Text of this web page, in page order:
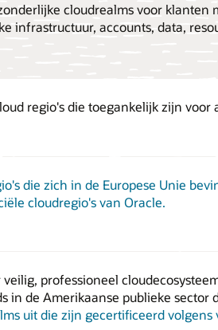
cloudrealms voor
infrastructuur, accounts, data,
regio's die toegankelijk zijn voor
die zich in de Europese Unie
cloudregio's van Oracle.
veilig, professioneel
in de Amerikaanse publieke
uit die zijn gecertificeerd